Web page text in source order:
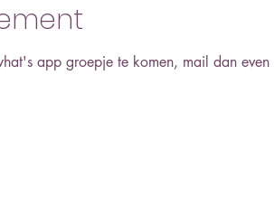
app groepje te komen, mail dan even